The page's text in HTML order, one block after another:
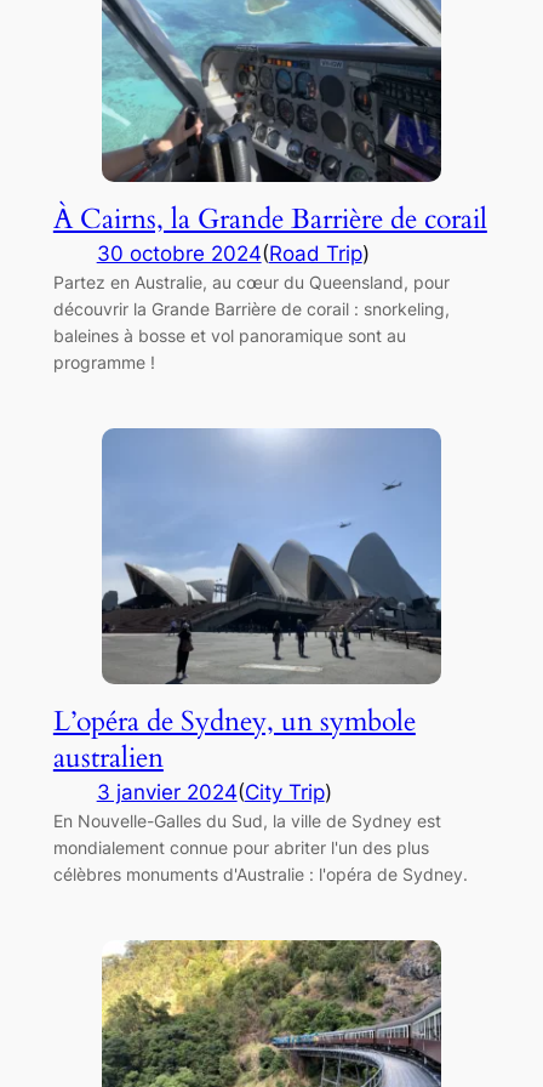
À Cairns, la Grande Barrière de corail
30 octobre 2024(Road Trip)
Partez en Australie, au cœur du Queensland, pour
découvrir la Grande Barrière de corail : snorkeling,
baleines à bosse et vol panoramique sont au
programme !
L’opéra de Sydney, un symbole
australien
3 janvier 2024(City Trip)
En Nouvelle-Galles du Sud, la ville de Sydney est
mondialement connue pour abriter l'un des plus
célèbres monuments d'Australie : l'opéra de Sydney.